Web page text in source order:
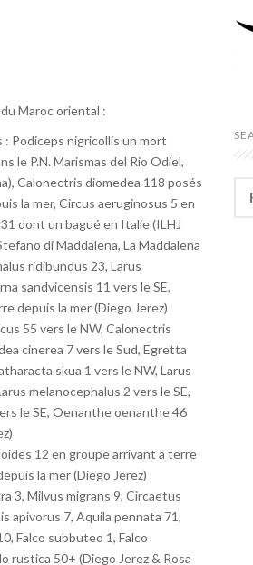
Maroc oriental :
: Podiceps nigricollis un mort
le P.N. Marismas del Rio Odiel,
Calonectris diomedea 118 posés
la mer, Circus aeruginosus 5 en
dont un bagué en Italie (ILHJ
di Maddalena, La Maddalena
ridibundus 23, Larus
sandvicensis 11 vers le SE,
depuis la mer (Diego Jerez)
55 vers le NW, Calonectris
cinerea 7 vers le Sud, Egretta
skua 1 vers le NW, Larus
melanocephalus 2 vers le SE,
le SE, Oenanthe oenanthe 46
12 en groupe arrivant à terre
la mer (Diego Jerez)
3, Milvus migrans 9, Circaetus
apivorus 7, Aquila pennata 71,
Falco subbuteo 1, Falco
rustica 50+ (Diego Jerez & Rosa